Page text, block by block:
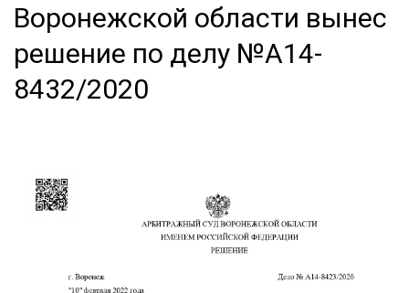
Воронежской области вынес
решение по делу №А14-
8432/2020